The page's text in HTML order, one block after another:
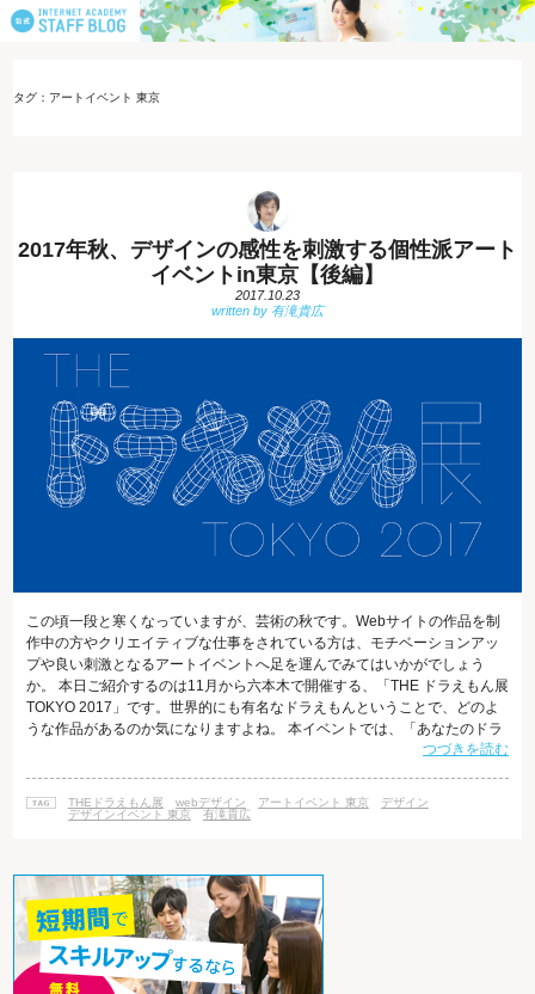
タグ：アートイベント 東京
2017年秋、デザインの感性を刺激する個性派アート
イベントin東京【後編】
2017.10.23
この頃一段と寒くなっていますが、芸術の秋です。Webサイトの作品を制
作中の方やクリエイティブな仕事をされている方は、モチベーションアッ
プや良い刺激となるアートイベントへ足を運んでみてはいかがでしょう
か。 本日ご紹介するのは11月から六本木で開催する、「THE ドラえもん展
TOKYO 2017」です。世界的にも有名なドラえもんということで、どのよ
うな作品があるのか気になりますよね。 本イベントでは、「あなたのドラ
えもんをつくってください」というコンセプトをもとに、日本を代表する
ることができます。 THEドラえもん展とは 「THEドラえもん展」は2002
年に行われており、15年ぶりの続編となります。今回は前回出展したアー
つづきを読む
THEドラえもん展 webデザイン アートイベント 東京
デザイン
デザインイベント 東京
有滝貴広